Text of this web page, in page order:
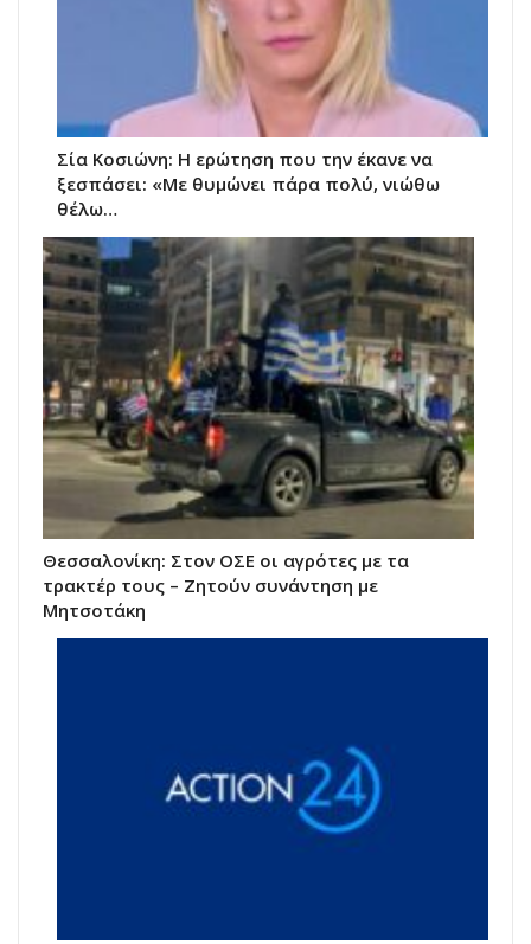
Σία Κοσιώνη: Η ερώτηση που την έκανε να
ξεσπάσει: «Με θυμώνει πάρα πολύ, νιώθω
θέλω…
Θεσσαλονίκη: Στον ΟΣΕ οι αγρότες με τα
τρακτέρ τους – Ζητούν συνάντηση με
Μητσοτάκη